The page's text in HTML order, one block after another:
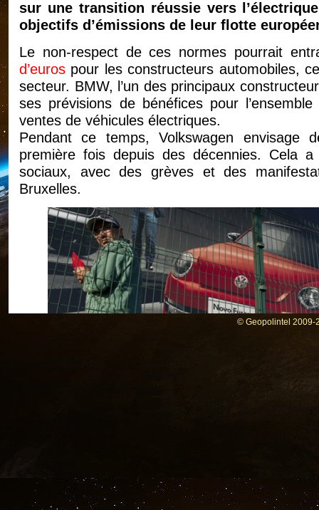
sur une transition réussie vers
objectifs d’émissions de leur flotte
Le non-respect de ces normes pourrait
d’euros pour les constructeurs automobiles,
secteur. BMW, l’un des principaux
ses prévisions de bénéfices pour
ventes de véhicules électriques.
Pendant ce temps, Volkswagen envisage
première fois depuis des décennies. Cela
sociaux, avec des grèves et des
Bruxelles.
demande et à des pressions
d’importants conflits du travail.
© Geopolintel 2009-